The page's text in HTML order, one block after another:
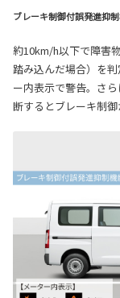
ブレーキ制御付誤発進抑
約10km/h以下で障害
踏み込んだ場合）を
ー内表示で警告。さ
断するとブレーキ制御